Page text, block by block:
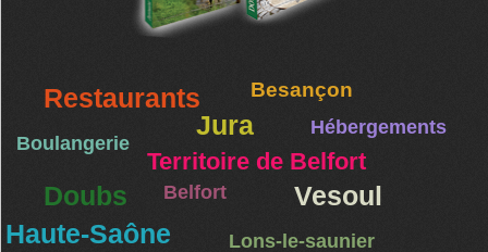
Restaurants Besançon
Jura Hébergements
Boulangerie
Territoire de Belfort
Doubs Belfort
Vesoul
Haute-Saône
Lons-le-saunier